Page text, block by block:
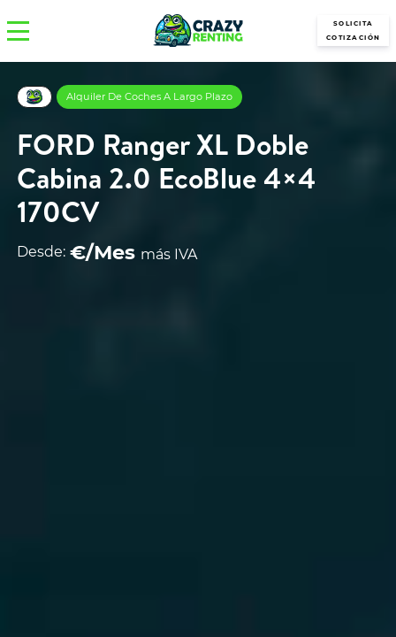
SOLICITA
COTIZACIÓN
Alquiler De Coches A Largo Plazo
FORD Ranger XL Doble
Cabina 2.0 EcoBlue 4×4
170CV
Desde: €/Mes más IVA